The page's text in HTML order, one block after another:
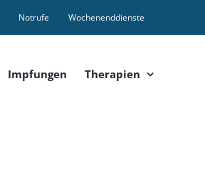
Notrufe Wochenenddienste
Impfungen Therapien